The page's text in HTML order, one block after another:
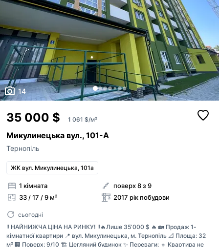
14
35 000 $ 1 061 $/м²
Микулинецька вул., 101-А
Тернопіль
ЖК вул. Микулинецька, 101а
1 кімната
33 / 17 / 9 м²
поверх 8 з 9
2017 рік побудови
сьогодні
‼️ НАЙНИЖЧА ЦІНА НА РИНКУ! ‼️🔥Лише 35ʼ000 $ 🔥 🏡 Продаж 1-
кімнатної квартири 📍 вул. Микулинецька, м. Тернопіль 📐 Площа: 32
м² 🏢 Поверх: 9/10 🏗 Цегляний будинок ✨ Переваги: 🔹 Квартира не